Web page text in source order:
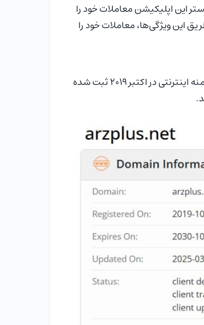
این اپلیکیشن معاملات خود را
این ویژگی‌ها، معاملات خود را
برای ورود به سایت صرافی ارز پلاس باید از نشانی اینترنتی arzplus.net استفاده کنید. این دامنه اینترنتی در اکتبر 2019 ثبت شده